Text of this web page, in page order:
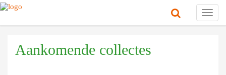
Aankomende collectes